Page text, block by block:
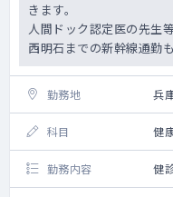
きます。
人間ドック認定医の先生
西明石までの新幹線通勤
勤務地 兵
科目 健
勤務内容 健